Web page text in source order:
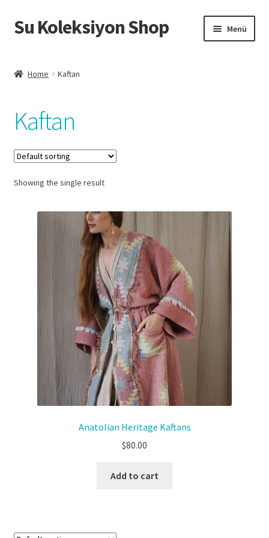
Dolaşıma
geç
İçeriğe
geç
Su Koleksiyon Shop Menü
Ödeme
Sepet
Home Kaftan
Kaftan
Showing the single result
Anatolian Heritage Kaftans
$80.00
Add to cart